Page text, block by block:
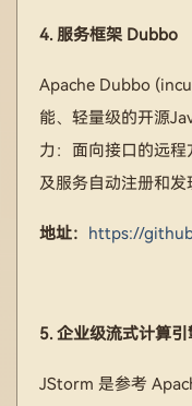
4. 服务框架 Dubbo
Apache Dubbo
能、轻量级的开源
力：面向接口的远
及服务自动注册和发
地址： https://
5. 企业级流式计算
JStorm 是参考